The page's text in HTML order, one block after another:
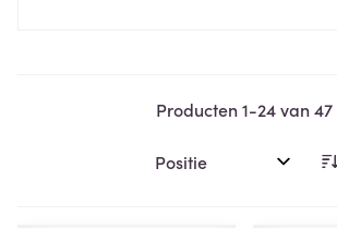
Producten1-24van47
Sorteer op: